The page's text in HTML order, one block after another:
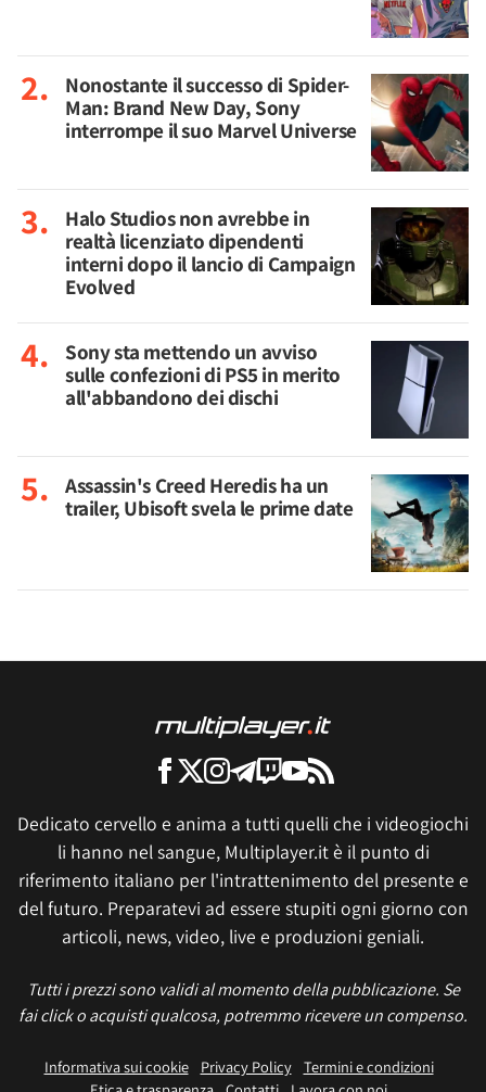
Nonostante il successo di Spider-
Man: Brand New Day, Sony
interrompe il suo Marvel Universe
Halo Studios non avrebbe in
realtà licenziato dipendenti
interni dopo il lancio di Campaign
Evolved
Sony sta mettendo un avviso
sulle confezioni di PS5 in merito
all'abbandono dei dischi
Assassin's Creed Heredis ha un
trailer, Ubisoft svela le prime date
Dedicato cervello e anima a tutti quelli che i videogiochi
li hanno nel sangue, Multiplayer.it è il punto di
riferimento italiano per l'intrattenimento del presente e
del futuro. Preparatevi ad essere stupiti ogni giorno con
articoli, news, video, live e produzioni geniali.
Tutti i prezzi sono validi al momento della pubblicazione. Se
fai click o acquisti qualcosa, potremmo ricevere un compenso.
Informativa sui cookie Privacy Policy
Termini e condizioni